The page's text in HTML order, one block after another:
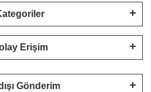
Erişim
Gönderim